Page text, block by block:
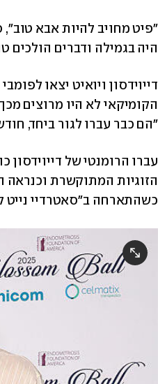
היה בגמילה ודברים הולכים
"הם כבר עברו לגור ביחד,
עברו הרומנטי של דייוידסון
הזוגיות המתוקשרת וכנראה
כשהתארחה ב"סאטרדיי נייט